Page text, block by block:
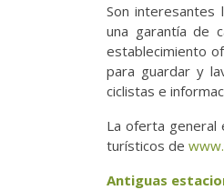
Son interesantes
una garantía de
establecimiento
para guardar y
ciclistas e
La oferta general
turísticos de
Antiguas